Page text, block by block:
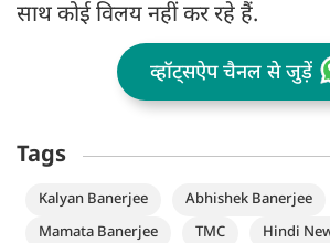
साथ कोई विलय नहीं कर रहे हैं.
व्हॉट्सऐप चैनल से जुड़ें
Tags
Kalyan Banerjee
Abhishek Banerjee
Mamata Banerjee
TMC Hindi